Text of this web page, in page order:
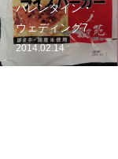
バレンタイン・
ウェディング7
2014.02.14